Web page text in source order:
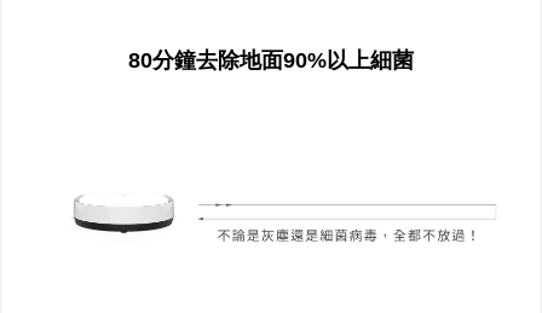
80分鐘去除地面90%以上細菌